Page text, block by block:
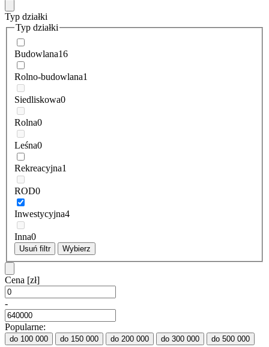
Typ działki
Typ działki
Budowlana16
Rolno-budowlana1
Siedliskowa0
Rolna0
Leśna0
Rekreacyjna1
ROD0
Inwestycyjna4
Inna0
Usuń filtr Wybierz
Cena [zł]
-
Popularne:
do 100 000 do 150 000 do 200 000 do 300 000 do 500 000